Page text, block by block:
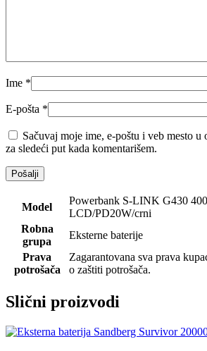
Ime *
E-pošta *
Sačuvaj moje ime, e-poštu i veb mesto u
za sledeći put kada komentarišem.
Model
Powerbank S-LINK G430
LCD/PD20W/crni
Robna
grupa
Eksterne baterije
Prava
potrošača
Zagarantovana sva prava
o zaštiti potrošača.
Slični proizvodi